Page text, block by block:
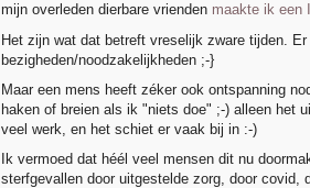
mijn overleden dierbare vrienden maakte ik een
Het zijn wat dat betreft vreselijk zware tijden.
bezigheden/noodzakelijkheden ;-}
Maar een mens heeft zéker ook ontspanning
haken of breien als ik "niets doe" ;-) alleen het
veel werk, en het schiet er vaak bij in :-)
Ik vermoed dat héél veel mensen dit nu
sterfgevallen door uitgestelde zorg, door covid,